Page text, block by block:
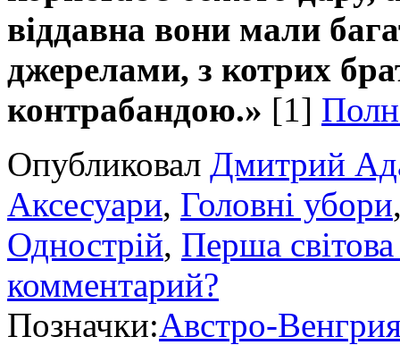
віддавна вони мали
джерелами, з котрих
контрабандою.» [1]
Опубликовал Дмитрий
Аксесуари, Головні убори
Однострій, Перша світова
комментарий?
Позначки:Австро-